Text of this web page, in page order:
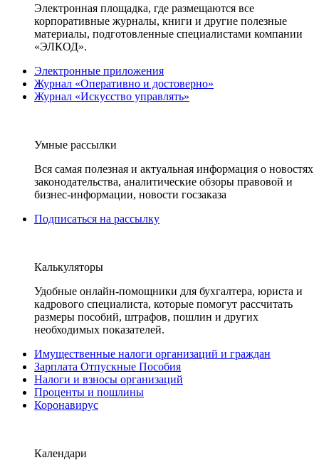
Электронная площадка, где размещаются все
корпоративные журналы, книги и другие полезные
материалы, подготовленные специалистами компании
«ЭЛКОД».
Электронные приложения
Журнал «Оперативно и достоверно»
Журнал «Искусство управлять»
Умные рассылки
Вся самая полезная и актуальная информация о новостях
законодательства, аналитические обзоры правовой и
бизнес-информации, новости госзаказа
Подписаться на рассылку
Калькуляторы
Удобные онлайн-помощники для бухгалтера, юриста и
кадрового специалиста, которые помогут рассчитать
размеры пособий, штрафов, пошлин и других
необходимых показателей.
Имущественные налоги организаций и граждан
Зарплата Отпускные Пособия
Налоги и взносы организаций
Проценты и пошлины
Коронавирус
Календари